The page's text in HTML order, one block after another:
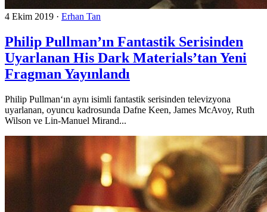
4 Ekim 2019 · Erhan Tan
Philip Pullman’ın Fantastik Serisinden
Uyarlanan His Dark Materials’tan Yeni
Fragman Yayınlandı
Philip Pullman‘ın aynı isimli fantastik serisinden televizyona
uyarlanan, oyuncu kadrosunda Dafne Keen, James McAvoy, Ruth
Wilson ve Lin-Manuel Mirand...